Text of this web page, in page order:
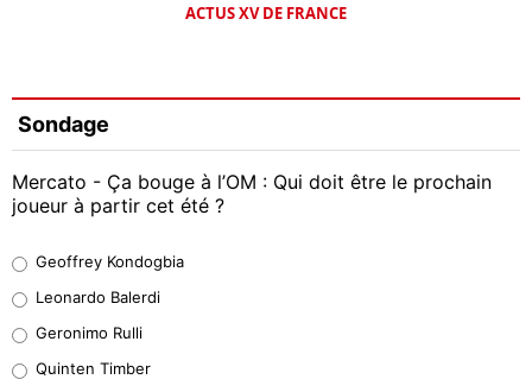
ACTUS XV DE FRANCE
Sondage
Mercato - Ça bouge à l’OM : Qui doit être le prochain
joueur à partir cet été ?
38%
32%
Geoffrey Kondogbia
Leonardo Balerdi
Geronimo Rulli
Quinten Timber